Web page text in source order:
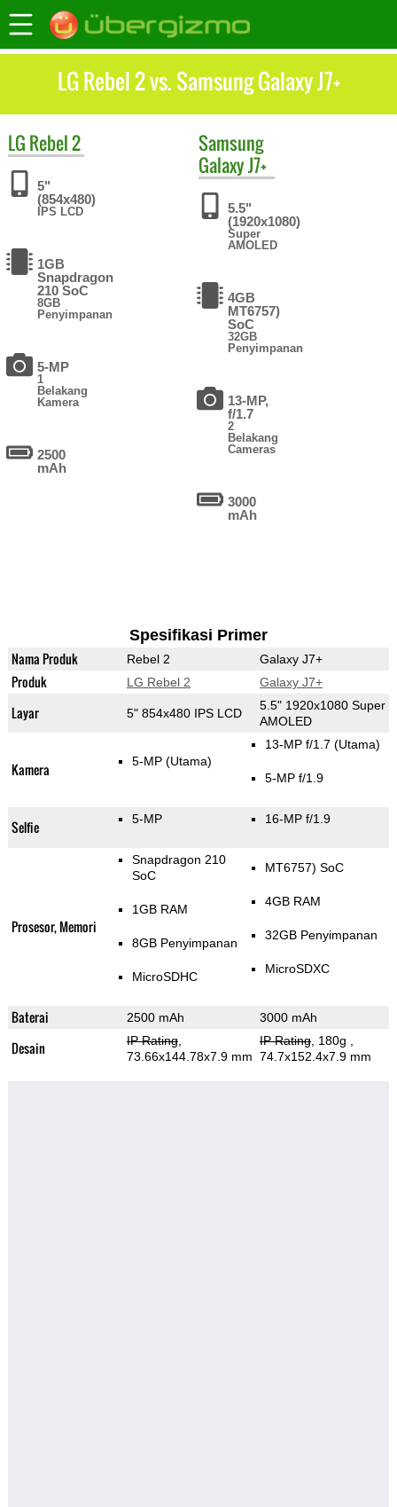
LG Rebel 2 vs. Samsung Galaxy J7+
LG Rebel 2
5"
(854x480)
IPS LCD
1GB
Snapdragon
210 SoC
8GB
Penyimpanan
5-MP
1
Belakang
Kamera
2500
mAh
Samsung
Galaxy J7+
5.5"
(1920x1080)
Super
AMOLED
4GB
MT6757)
SoC
32GB
Penyimpanan
13-MP,
f/1.7
2
Belakang
Cameras
3000
mAh
Spesifikasi Primer
Nama Produk Rebel 2 Galaxy J7+
Produk LG Rebel 2 Galaxy J7+
Layar 5" 854x480 IPS LCD
5.5" 1920x1080 Super
AMOLED
Kamera 5-MP (Utama)
13-MP f/1.7 (Utama)
5-MP f/1.9
Selfie 5-MP 16-MP f/1.9
Prosesor, Memori
Snapdragon 210
SoC
1GB RAM
8GB Penyimpanan
MicroSDHC
MT6757) SoC
4GB RAM
32GB Penyimpanan
MicroSDXC
Baterai 2500 mAh 3000 mAh
Desain IP Rating,
73.66x144.78x7.9 mm
IP Rating, 180g
74.7x152.4x7.9 mm